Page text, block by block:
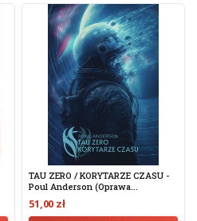
TAU ZERO / KORYTARZE CZASU -
Poul Anderson (oprawa...
51,00 zł